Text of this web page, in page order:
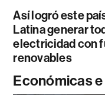
Así logró este
Latina generar
electricidad con
renovables
Económicas